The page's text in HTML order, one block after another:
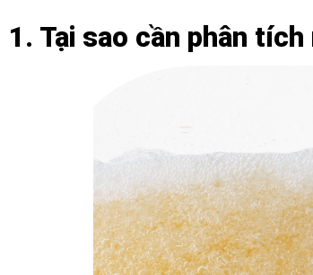
1. Tại sao cần phân